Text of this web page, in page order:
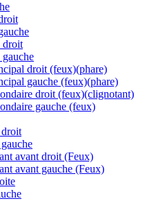
droit
droit (feux)(phare)
gauche (feux)(phare)
droit (feux)(clignotant)
gauche (feux)
droit
avant droit (Feux)
avant gauche (Feux)